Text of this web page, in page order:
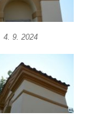
4. 9. 2024